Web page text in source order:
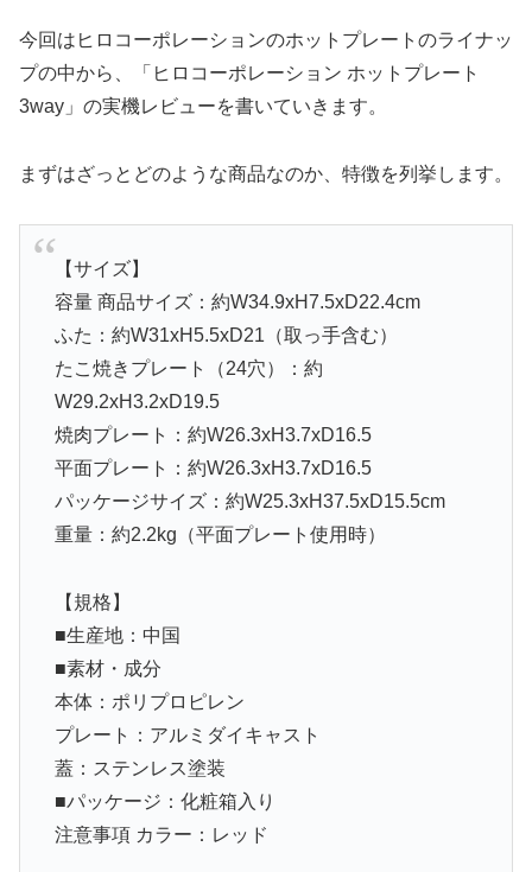
今回はヒロコーポレーションのホットプレートのライナッ
プの中から、「ヒロコーポレーション ホットプレート
3way」の実機レビューを書いていきます。
まずはざっとどのような商品なのか、特徴を列挙します。
【サイズ】
容量 商品サイズ：約W34.9xH7.5xD22.4cm
ふた：約W31xH5.5xD21（取っ手含む）
たこ焼きプレート（24穴）：約
W29.2xH3.2xD19.5
焼肉プレート：約W26.3xH3.7xD16.5
平面プレート：約W26.3xH3.7xD16.5
パッケージサイズ：約W25.3xH37.5xD15.5cm
重量：約2.2kg（平面プレート使用時）
【規格】
■生産地：中国
■素材・成分
本体：ポリプロピレン
プレート：アルミダイキャスト
蓋：ステンレス塗装
■パッケージ：化粧箱入り
注意事項 カラー：レッド